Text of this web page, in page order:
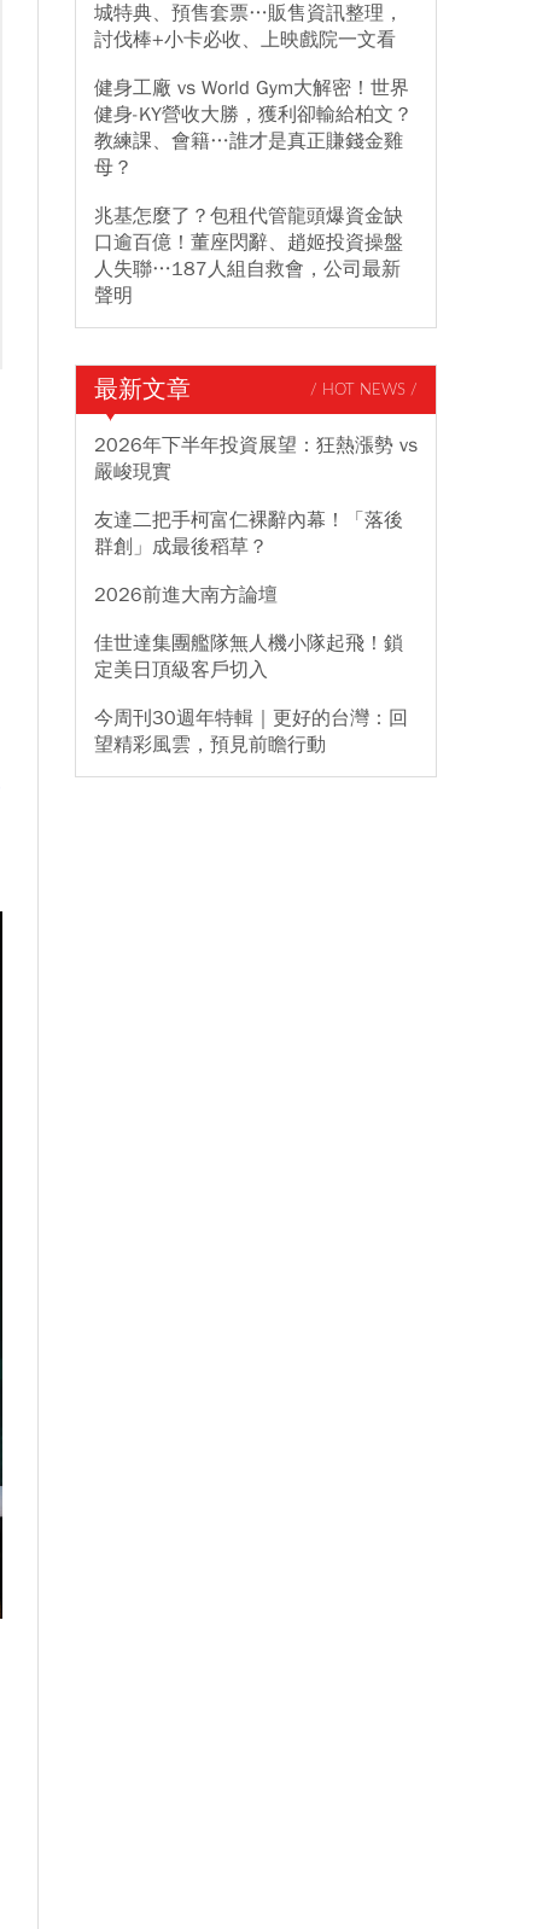
城特典、預售套票…販售資訊整理，
討伐棒+小卡必收、上映戲院一文看
健身工廠 vs World Gym大解密！世界
健身-KY營收大勝，獲利卻輸給柏文？
教練課、會籍…誰才是真正賺錢金雞
母？
兆基怎麼了？包租代管龍頭爆資金缺
口逾百億！董座閃辭、趙姬投資操盤
人失聯…187人組自救會，公司最新
聲明
最新文章 / HOT NEWS /
2026年下半年投資展望：狂熱漲勢 vs
嚴峻現實
友達二把手柯富仁裸辭內幕！「落後
群創」成最後稻草？
2026前進大南方論壇
佳世達集團艦隊無人機小隊起飛！鎖
定美日頂級客戶切入
今周刊30週年特輯｜更好的台灣：回
望精彩風雲，預見前瞻行動